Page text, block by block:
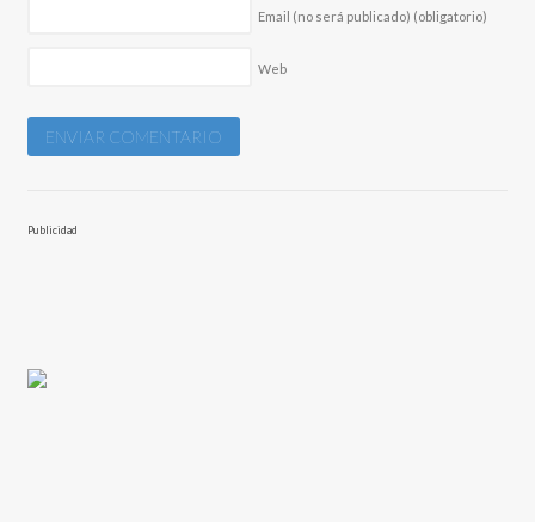
Email (no será publicado) (obligatorio)
Web
Publicidad